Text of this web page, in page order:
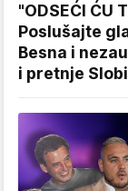
"ODSEĆI ĆU
Poslušajte
Besna i
i pretnje